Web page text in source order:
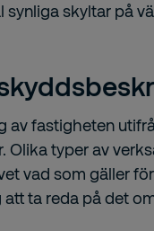
skyltar på
av fastigheten
Olika typer av
vad som gäller
ta reda på det